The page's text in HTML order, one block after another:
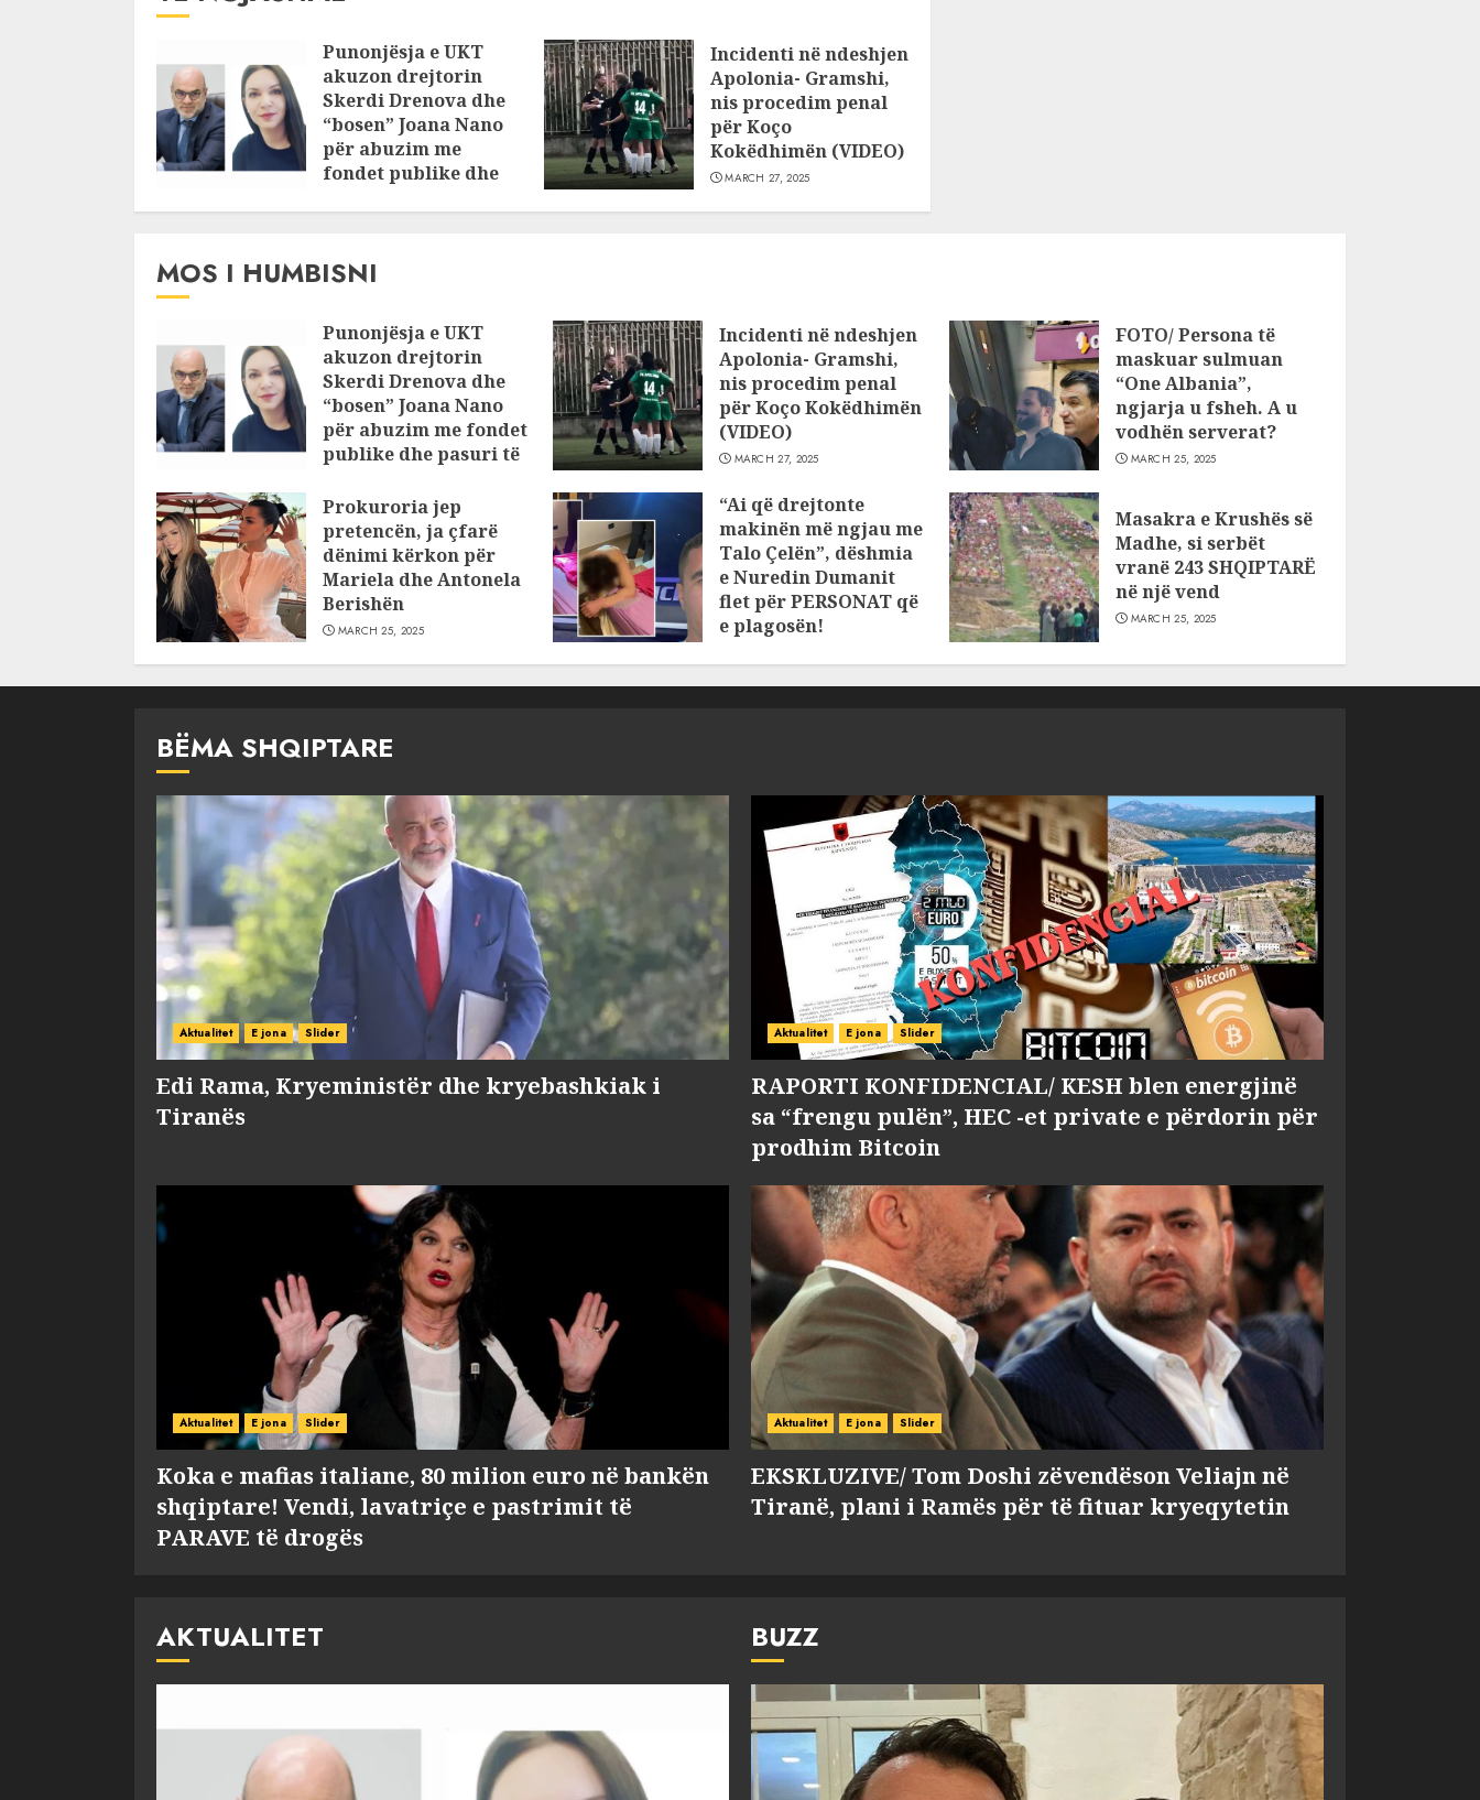
Punonjësja e UKT
akuzon drejtorin
Skerdi Drenova dhe
“bosen” Joana Nano
për abuzim me
fondet publike dhe
Incidenti në ndeshjen
Apolonia- Gramshi,
nis procedim penal
për Koço
Kokëdhimën (VIDEO)
MARCH 27, 2025
MOS I HUMBISNI
Punonjësja e UKT
akuzon drejtorin
Skerdi Drenova dhe
“bosen” Joana Nano
për abuzim me fondet
publike dhe pasuri të
JULY 24, 2025
Incidenti në ndeshjen
Apolonia- Gramshi,
nis procedim penal
për Koço Kokëdhimën
(VIDEO)
MARCH 27, 2025
FOTO/ Persona të
maskuar sulmuan
“One Albania”,
ngjarja u fsheh. A u
vodhën serverat?
MARCH 25, 2025
Prokuroria jep
pretencën, ja çfarë
dënimi kërkon për
Mariela dhe Antonela
Berishën
MARCH 25, 2025
“Ai që drejtonte
makinën më ngjau me
Talo Çelën”, dëshmia
e Nuredin Dumanit
flet për PERSONAT që
e plagosën!
Masakra e Krushës së
Madhe, si serbët
vranë 243 SHQIPTARË
në një vend
MARCH 25, 2025
BËMA SHQIPTARE
Aktualitet E jona Slider
Edi Rama, Kryeministër dhe kryebashkiak i
Tiranës
Aktualitet E jona Slider
RAPORTI KONFIDENCIAL/ KESH blen energjinë
sa “frengu pulën”, HEC -et private e përdorin për
prodhim Bitcoin
Aktualitet E jona Slider
Koka e mafias italiane, 80 milion euro në bankën
shqiptare! Vendi, lavatriçe e pastrimit të
PARAVE të drogës
Aktualitet E jona Slider
EKSKLUZIVE/ Tom Doshi zëvendëson Veliajn në
Tiranë, plani i Ramës për të fituar kryeqytetin
AKTUALITET BUZZ